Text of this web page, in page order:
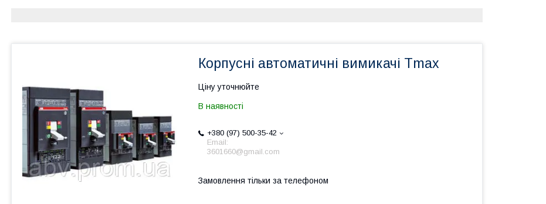
Корпусні автоматичні вимикачі Tmax
Ціну уточнюйте
В наявності
+380 (97) 500-35-42
Email:
3601660@gmail.com
Замовлення тільки за телефоном